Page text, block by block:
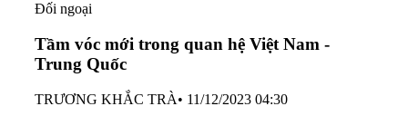
Đối ngoại
Tầm vóc mới trong quan hệ Việt Nam -
Trung Quốc
TRƯƠNG KHẮC TRÀ• 11/12/2023 04:30